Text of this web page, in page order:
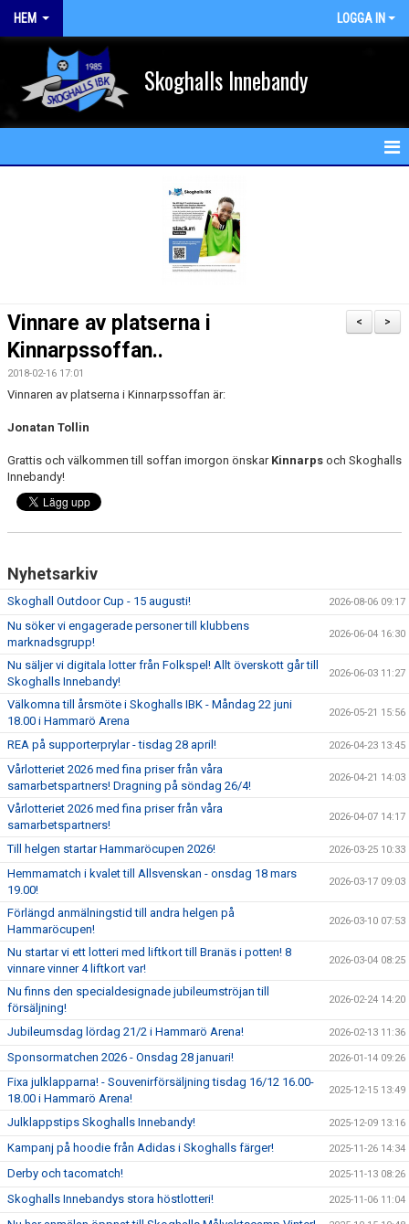
HEM LOGGA IN
Skoghalls Innebandy
MATCHER
SOUVENIRER
KONTAKTA OSS
KONTAKTUPPGIFTER VÅRA LAG
>
<
Vinnare av platserna i
Kinnarpssoffan..
2018-02-16 17:01
Vinnaren av platserna i Kinnarpssoffan är:
Jonatan Tollin
Grattis och välkommen till soffan imorgon önskar Kinnarps och Skoghalls
Innebandy!
Nyhetsarkiv
Skoghall Outdoor Cup - 15 augusti! 2026-08-06 09:17
Nu söker vi engagerade personer till klubbens
marknadsgrupp!
2026-06-04 16:30
Nu säljer vi digitala lotter från Folkspel! Allt överskott går till
Skoghalls Innebandy!
2026-06-03 11:27
Välkomna till årsmöte i Skoghalls IBK - Måndag 22 juni
18.00 i Hammarö Arena
2026-05-21 15:56
REA på supporterprylar - tisdag 28 april! 2026-04-23 13:45
Vårlotteriet 2026 med fina priser från våra
samarbetspartners! Dragning på söndag 26/4!
2026-04-21 14:03
Vårlotteriet 2026 med fina priser från våra
samarbetspartners!
2026-04-07 14:17
Till helgen startar Hammaröcupen 2026! 2026-03-25 10:33
Hemmamatch i kvalet till Allsvenskan - onsdag 18 mars
19.00!
2026-03-17 09:03
Förlängd anmälningstid till andra helgen på
Hammaröcupen!
2026-03-10 07:53
Nu startar vi ett lotteri med liftkort till Branäs i potten! 8
vinnare vinner 4 liftkort var!
2026-03-04 08:25
Nu finns den specialdesignade jubileumströjan till
försäljning!
2026-02-24 14:20
Jubileumsdag lördag 21/2 i Hammarö Arena! 2026-02-13 11:36
Sponsormatchen 2026 - Onsdag 28 januari! 2026-01-14 09:26
Fixa julklapparna! - Souvenirförsäljning tisdag 16/12 16.00-
18.00 i Hammarö Arena!
2025-12-15 13:49
Julklappstips Skoghalls Innebandy! 2025-12-09 13:16
Kampanj på hoodie från Adidas i Skoghalls färger! 2025-11-26 14:34
Derby och tacomatch! 2025-11-13 08:26
Skoghalls Innebandys stora höstlotteri! 2025-11-06 11:04